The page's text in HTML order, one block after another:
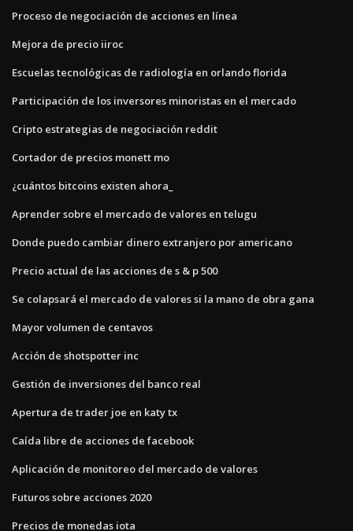
Proceso de negociación de acciones en línea
Mejora de precio iiroc
Escuelas tecnológicas de radiología en orlando florida
Participación de los inversores minoristas en el mercado
Cripto estrategias de negociación reddit
Cortador de precios monett mo
¿cuántos bitcoins existen ahora_
Aprender sobre el mercado de valores en telugu
Donde puedo cambiar dinero extranjero por americano
Precio actual de las acciones de s & p 500
Se colapsará el mercado de valores si la mano de obra gana
Mayor volumen de centavos
Acción de shotspotter inc
Gestión de inversiones del banco real
Apertura de trader joe en katy tx
Caída libre de acciones de facebook
Aplicación de monitoreo del mercado de valores
Futuros sobre acciones 2020
Precios de monedas iota